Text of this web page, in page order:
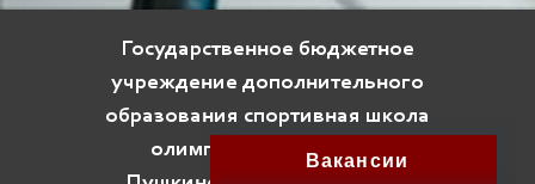
Государственное бюджетное
учреждение дополнительного
образования спортивная школа
олимпийского резерва
Вакансии